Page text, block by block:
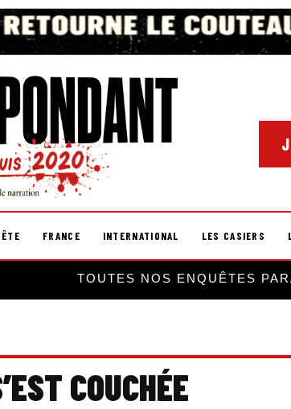
FRANCE INTERNATIONAL LES CASIERS
TOUTES NOS ENQUÊTES
COUCHÉE